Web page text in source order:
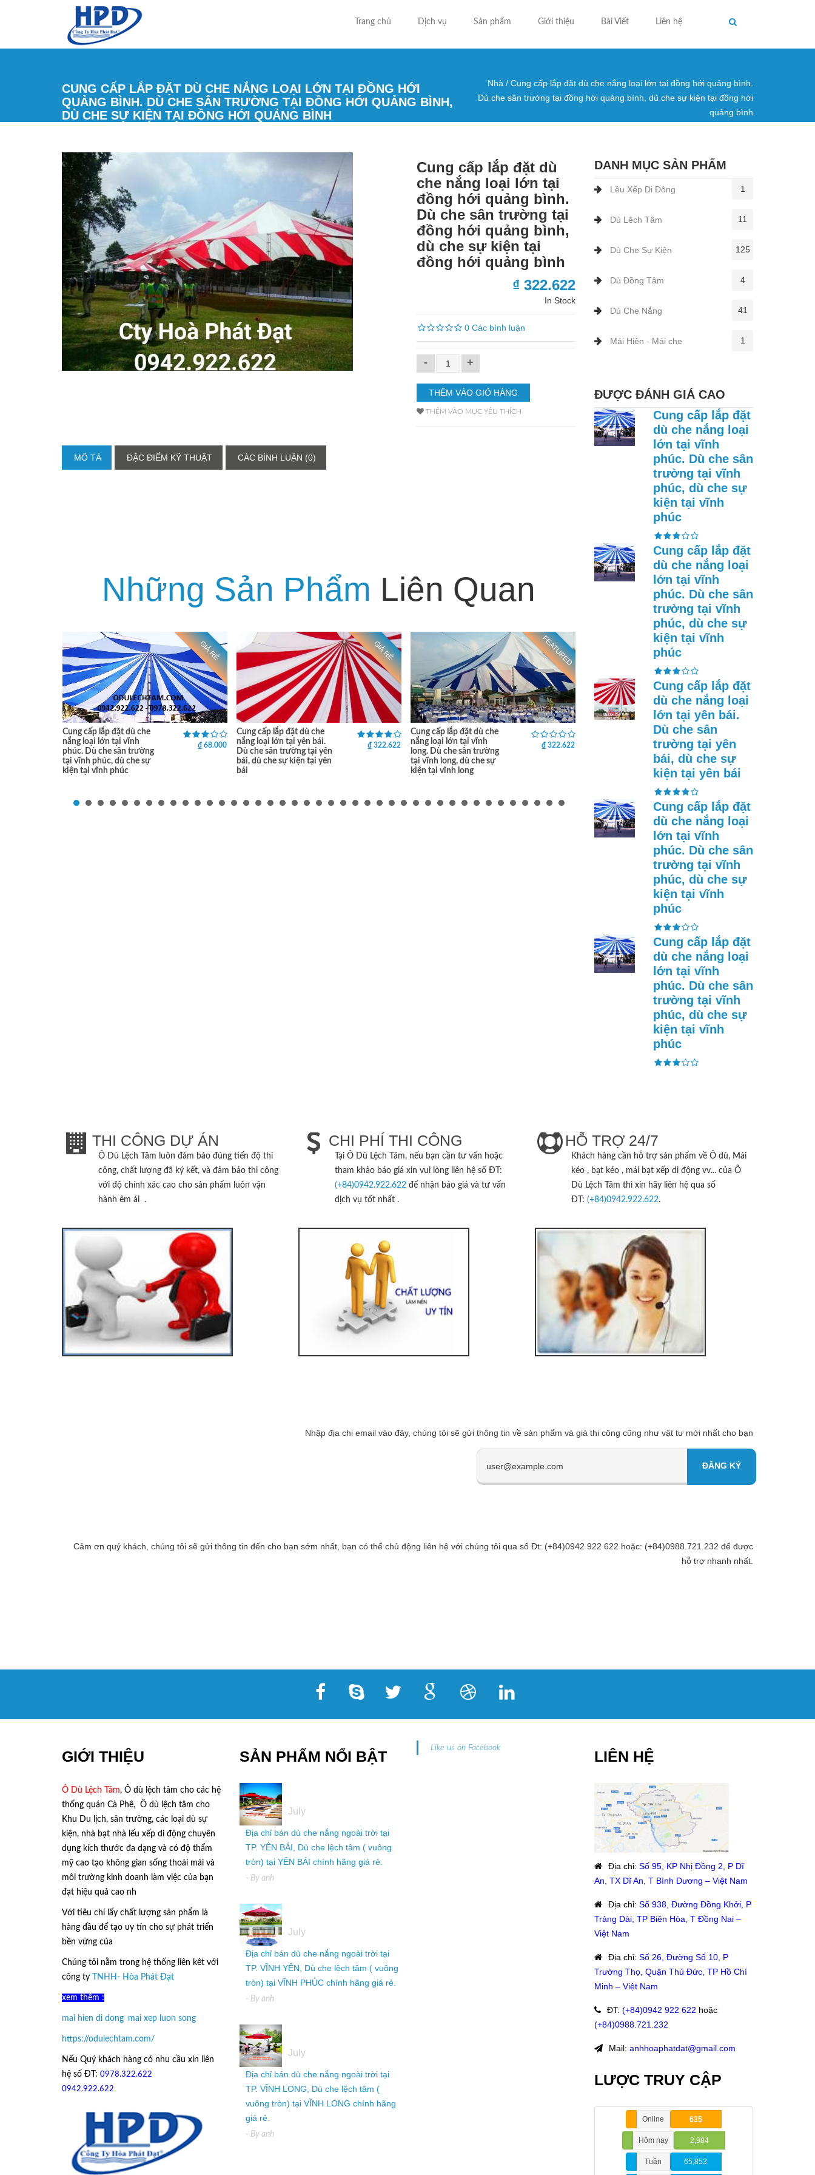
Trang chủ Dịch vụ Sản phẩm Giới thiệu Bài Viết Liên hệ
CUNG CẤP LẮP ĐẶT DÙ CHE NẮNG LOẠI LỚN TẠI ĐỒNG HỚI
QUẢNG BÌNH. DÙ CHE SÂN TRƯỜNG TẠI ĐỒNG HỚI QUẢNG BÌNH,
DÙ CHE SỰ KIỆN TẠI ĐỒNG HỚI QUẢNG BÌNH
Bạn đang ở đây
Nhà / Cung cấp lắp đặt dù che nắng loại lớn tại đồng hới quảng bình.
Dù che sân trường tại đồng hới quảng bình, dù che sự kiện tại đồng hới
quảng bình
Cung cấp lắp đặt dù
che nắng loại lớn tại
đồng hới quảng bình.
Dù che sân trường tại
đồng hới quảng bình,
dù che sự kiện tại
đồng hới quảng bình
₫ 322.622
In Stock
0 Các bình luận
- +
THÊM VÀO MỤC YÊU THÍCH
MÔ TẢ ĐẶC ĐIỂM KỸ THUẬT CÁC BÌNH LUẬN (0)
Những Sản Phẩm Liên Quan
GIÁ RẺ
Cung cấp lắp đặt dù che
nắng loại lớn tại vĩnh
phúc. Dù che sân trường
tại vĩnh phúc, dù che sự
kiện tại vĩnh phúc
₫ 68.000
GIÁ RẺ
Cung cấp lắp đặt dù che
nắng loại lớn tại yên bái.
Dù che sân trường tại yên
bái, dù che sự kiện tại yên
bái
₫ 322.622
FEATURED
Cung cấp lắp đặt dù che
nắng loại lớn tại vĩnh
long. Dù che sân trường
tại vĩnh long, dù che sự
kiện tại vĩnh long
₫ 322.622
FEATURED
Cung cấp lắp đặt dù che
nắng loại lớn tại vĩnh
long. Dù che sân trường
tại vĩnh long, dù che sự
₫ 322.622
DANH MỤC SẢN PHẨM
Lều Xếp Di Đông 1
Dù Lêch Tâm 11
Dù Che Sự Kiện 125
Dù Đồng Tâm 4
Dù Che Nắng 41
Mái Hiên - Mái che 1
ĐƯỢC ĐÁNH GIÁ CAO
Cung cấp lắp đặt
dù che nắng loại
lớn tại vĩnh
phúc. Dù che sân
trường tại vĩnh
phúc, dù che sự
kiện tại vĩnh
phúc
Cung cấp lắp đặt
dù che nắng loại
lớn tại vĩnh
phúc. Dù che sân
trường tại vĩnh
phúc, dù che sự
kiện tại vĩnh
phúc
Cung cấp lắp đặt
dù che nắng loại
lớn tại yên bái.
Dù che sân
trường tại yên
bái, dù che sự
kiện tại yên bái
Cung cấp lắp đặt
dù che nắng loại
lớn tại vĩnh
phúc. Dù che sân
trường tại vĩnh
phúc, dù che sự
kiện tại vĩnh
phúc
Cung cấp lắp đặt
dù che nắng loại
lớn tại vĩnh
phúc. Dù che sân
trường tại vĩnh
phúc, dù che sự
kiện tại vĩnh
phúc
THI CÔNG DỰ ÁN
Ô Dù Lệch Tâm luôn đảm bảo đúng tiến độ thi
công, chất lượng đã ký kết, và đảm bảo thi công
với độ chính xác cao cho sản phẩm luôn vận
hành êm ái .
CHI PHÍ THI CÔNG
Tại Ô Dù Lệch Tâm, nếu bạn cần tư vấn hoặc
tham khảo báo giá xin vui lòng liên hệ số ĐT:
(+84)0942.922.622 để nhận báo giá và tư vấn
dịch vụ tốt nhất .
HỖ TRỢ 24/7
Khách hàng cần hỗ trợ sản phẩm về Ô dù, Mái
kéo , bạt kéo , mái bạt xếp di động vv... của Ô
Dù Lệch Tâm thì xin hãy liên hệ qua số
ĐT: (+84)0942.922.622.
Nhập địa chi email vào đây, chúng tôi sẽ gửi thông tin về sản phẩm và giá thi công cũng như vật tư mới nhất cho bạn
Cảm ơn quý khách, chúng tôi sẽ gửi thông tin đến cho bạn sớm nhất, bạn có thể chủ động liên hệ với chúng tôi qua số Đt: (+84)0942 922 622 hoặc: (+84)0988.721.232 để được
hỗ trợ nhanh nhất.
GIỚI THIỆU
Ô Dù Lệch Tâm, Ô dù lệch tâm cho các hệ
thống quán Cà Phê, Ô dù lệch tâm cho
Khu Du lịch, sân trường, các loại dù sự
kiện, nhà bạt nhà lếu xếp di động chuyên
dụng kích thước đa dạng và có độ thẩm
mỹ cao tạo không gian sống thoải mái và
môi trường kinh doanh làm việc của bạn
đạt hiệu quả cao nh
Với tiêu chí lấy chất lượng sản phẩm là
hàng đầu để tạo uy tín cho sự phát triển
bền vững của
Chúng tôi nằm trong hệ thống liên kêt với
công ty TNHH- Hòa Phát Đạt
xem thêm :
mai hien di dong mai xep luon song
https://odulechtam.com/
Nếu Quý khách hàng có nhu cầu xin liên
hệ số ĐT: 0978.322.622
0942.922.622
SẢN PHẨM NỔI BẬT
July
Địa chỉ bán dù che nắng ngoài trời tại
TP. YÊN BÁI, Dù che lệch tâm ( vuông
tròn) tại YÊN BÁI chính hãng giá rẻ.
- By anh
July
Địa chỉ bán dù che nắng ngoài trời tại
TP. VĨNH YÊN, Dù che lệch tâm ( vuông
tròn) tại VĨNH PHÚC chính hãng giá rẻ.
- By anh
July
Địa chỉ bán dù che nắng ngoài trời tại
TP. VĨNH LONG, Dù che lệch tâm (
vuông tròn) tại VĨNH LONG chính hãng
giá rẻ.
- By anh
LIÊN HỆ
Địa chỉ: Số 95, KP Nhị Đồng 2, P Dĩ
An, TX Dĩ An, T Bình Dương – Việt Nam
Địa chỉ: Số 938, Đường Đồng Khởi, P
Trảng Dài, TP Biên Hòa, T Đồng Nai –
Việt Nam
Địa chỉ: Số 26, Đường Số 10, P
Trường Thọ, Quận Thủ Đức, TP Hồ Chí
Minh – Việt Nam
ĐT: (+84)0942 922 622 hoặc:
(+84)0988.721.232
Mail: anhhoaphatdat@gmail.com
LƯỢC TRUY CẬP
Online 635
Hôm nay 2,984
Tuần 65,853